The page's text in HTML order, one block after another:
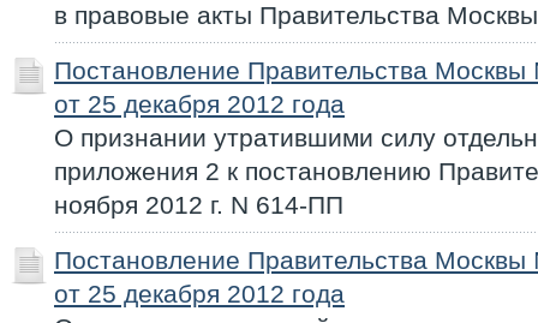
в правовые акты Правительства Москвы
Постановление Правительства
от 25 декабря 2012 года
О признании утратившими силу
приложения 2 к постановлению
ноября 2012 г. N 614-ПП
Постановление Правительства
от 25 декабря 2012 года